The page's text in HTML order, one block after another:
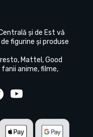
și de Est vă
figurine și produse
Mattel, Good
anime, filme,